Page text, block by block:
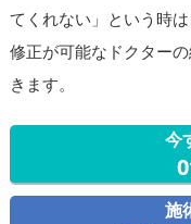
てくれない」という時
修正が可能なドクター
きます。
今
施